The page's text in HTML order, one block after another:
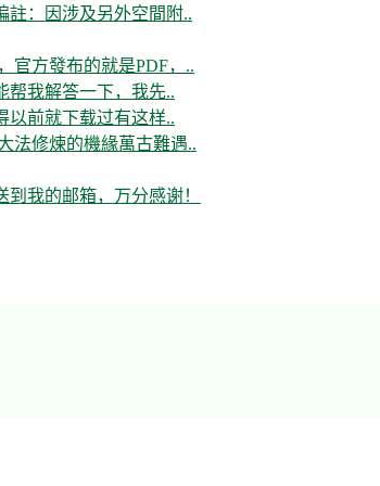
：因涉及另外空間附..
官方發布的就是PDF，..
帮我解答一下，我先..
以前就下载过有这样..
法修煉的機緣萬古難遇..
我的邮箱，万分感谢！